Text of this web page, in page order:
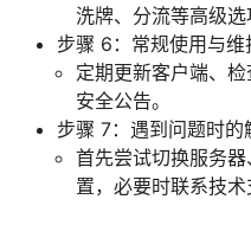
洗牌、分流等高级选
步骤 6：常规使用与维
定期更新客户端、
安全公告。
步骤 7：遇到问题时的
首先尝试切换服务
置，必要时联系技术